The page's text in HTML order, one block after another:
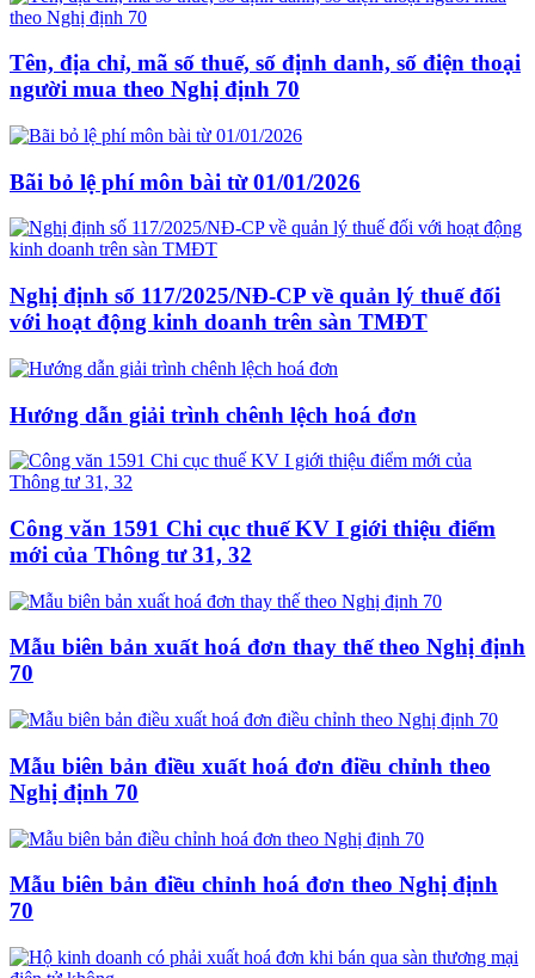
Tên, địa chỉ, mã số thuế, số định danh, số điện thoại
người mua theo Nghị định 70
Bãi bỏ lệ phí môn bài từ 01/01/2026
Nghị định số 117/2025/NĐ-CP về quản lý thuế đối
với hoạt động kinh doanh trên sàn TMĐT
Hướng dẫn giải trình chênh lệch hoá đơn
Công văn 1591 Chi cục thuế KV I giới thiệu điểm
mới của Thông tư 31, 32
Mẫu biên bản xuất hoá đơn thay thế theo Nghị định
70
Mẫu biên bản điều xuất hoá đơn điều chỉnh theo
Nghị định 70
Mẫu biên bản điều chỉnh hoá đơn theo Nghị định
70